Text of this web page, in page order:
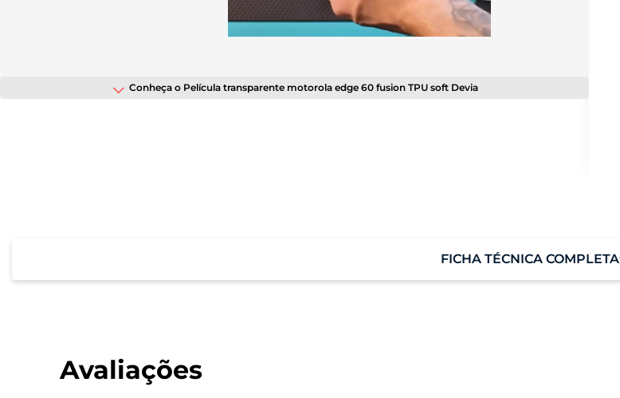
Conheça o Película transparente motorola edge 60 fusion TPU soft Devia
FICHA TÉCNICA COMPLETA
Conteúdo da Caixa
Avaliações